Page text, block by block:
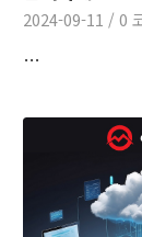
2024-09-11 / 0
…